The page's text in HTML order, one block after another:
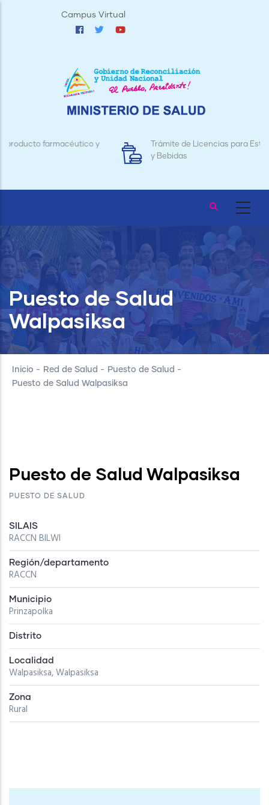
Campus Virtual
y
Trámite de Licencias para Establecimientos de
Puesto de Salud
Walpasiksa
Inicio - Red de Salud - Puesto de Salud -
Puesto de Salud Walpasiksa
Puesto de Salud Walpasiksa
PUESTO DE SALUD
SILAIS
RACCN BILWI
Región/departamento
RACCN
Municipio
Prinzapolka
Distrito
Localidad
Walpasiksa, Walpasiksa
Zona
Rural